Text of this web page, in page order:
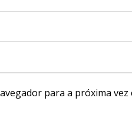
para a próxima vez